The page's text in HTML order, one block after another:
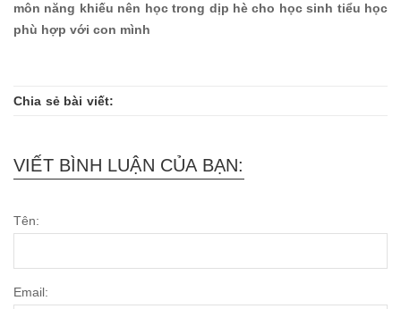
môn năng khiếu nên học trong dịp hè cho học sinh tiểu học
phù hợp với con mình
Chia sẻ bài viết:
VIẾT BÌNH LUẬN CỦA BẠN:
Tên:
Email: